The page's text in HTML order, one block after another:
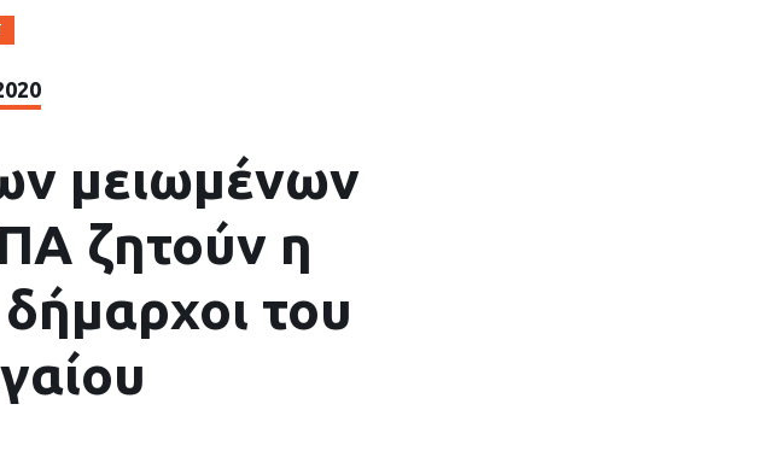
μειωμένων
ζητούν η
του